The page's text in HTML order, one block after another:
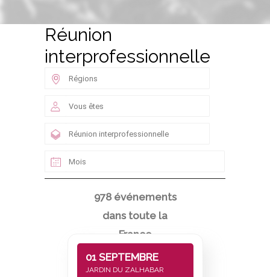
Réunion
interprofessionnelle
978 événements
dans toute la
France
01 SEPTEMBRE
JARDIN DU ZALHABAR